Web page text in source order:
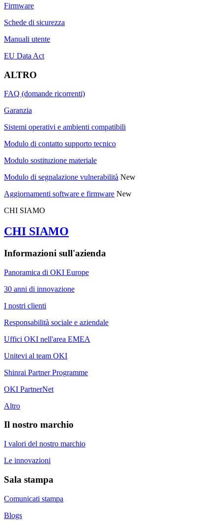
Firmware
Schede di sicurezza
Manuali utente
EU Data Act
ALTRO
FAQ (domande ricorrenti)
Garanzia
Sistemi operativi e ambienti compatibili
Modulo di contatto supporto tecnico
Modulo sostituzione materiale
Modulo di segnalazione vulnerabilità New
Aggiornamenti software e firmware New
CHI SIAMO
CHI SIAMO
Informazioni sull'azienda
Panoramica di OKI Europe
30 anni di innovazione
I nostri clienti
Responsabilità sociale e aziendale
Uffici OKI nell'area EMEA
Unitevi al team OKI
Shinrai Partner Programme
OKI PartnerNet
Altro
Il nostro marchio
I valori del nostro marchio
Le innovazioni
Sala stampa
Comunicati stampa
Blogs